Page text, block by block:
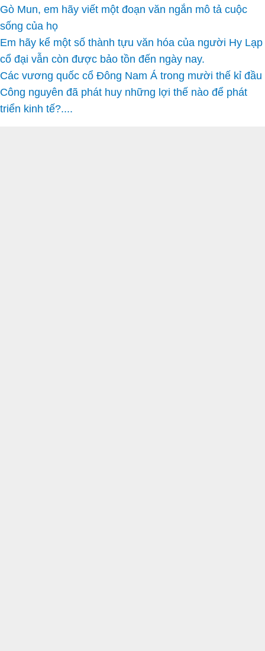
Gò Mun, em hãy viết một đoạn văn ngắn mô tả cuộc
sống của họ
Em hãy kể một số thành tựu văn hóa của người Hy Lạp
cổ đại vẫn còn được bảo tồn đến ngày nay.
Các vương quốc cổ Đông Nam Á trong mười thế kỉ đầu
Công nguyên đã phát huy những lợi thế nào để phát
triển kinh tế?....